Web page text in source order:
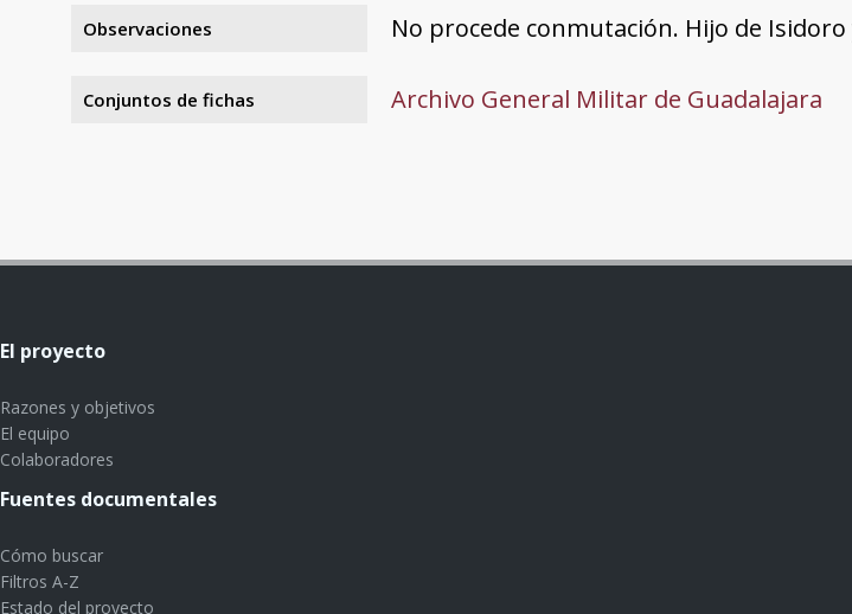
Observaciones No procede conmutación. Hijo de Isidoro
Conjuntos de fichas Archivo General Militar de Guadalajara
El proyecto
Razones y objetivos
El equipo
Colaboradores
Fuentes documentales
Cómo buscar
Filtros A-Z
Estado del proyecto